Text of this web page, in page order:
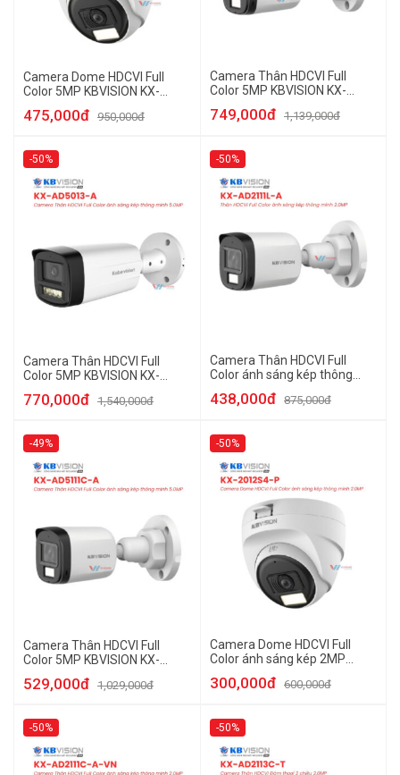
Camera Dome HDCVI Full
Color 5MP KBVISION KX-
475,000đ 950,000đ
Camera Thân HDCVI Full
Color 5MP KBVISION KX-
749,000đ 1,139,000đ
-50%
Camera Thân HDCVI Full
Color 5MP KBVISION KX-
770,000đ 1,540,000đ
-50%
Camera Thân HDCVI Full
Color ánh sáng kép thông
AD2111L-A
438,000đ 875,000đ
-49%
Camera Thân HDCVI Full
Color 5MP KBVISION KX-
529,000đ 1,029,000đ
-50%
Camera Dome HDCVI Full
Color ánh sáng kép 2MP
300,000đ 600,000đ
-50% -50%